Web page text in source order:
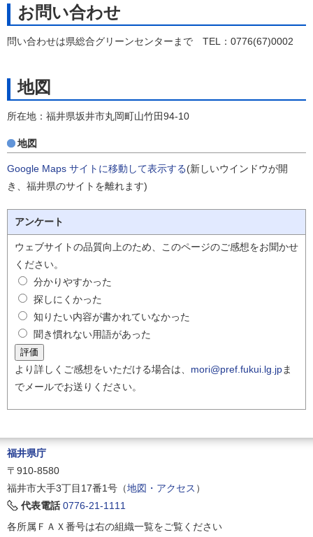
お問い合わせ
問い合わせは県総合グリーンセンターまで TEL：0776(67)0002
地図
所在地：福井県坂井市丸岡町山竹田94-10
地図
Google Maps サイトに移動して表示する(新しいウインドウが開
き、福井県のサイトを離れます)
アンケート
ウェブサイトの品質向上のため、このページのご感想をお聞かせ
ください。
分かりやすかった
探しにくかった
知りたい内容が書かれていなかった
聞き慣れない用語があった
より詳しくご感想をいただける場合は、 mori@pref.fukui.lg.jpま
でメールでお送りください。
福井県庁
〒910-8580
福井市大手3丁目17番1号（地図・アクセス ）
代表電話 0776-21-1111
各所属ＦＡＸ番号は右の組織一覧をご覧ください